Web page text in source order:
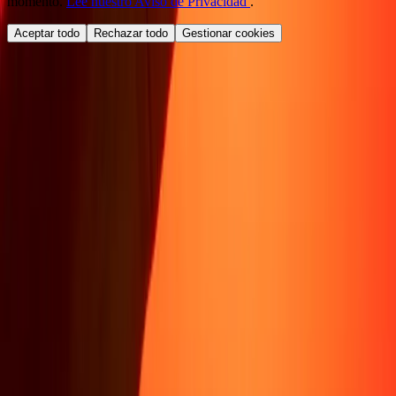
Aceptar todo Rechazar todo Gestionar cookies